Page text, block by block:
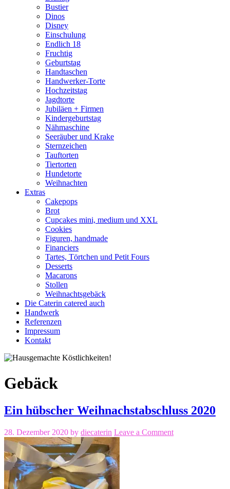
Bustier
Dinos
Disney
Einschulung
Endlich 18
Fruchtig
Geburtstag
Handtaschen
Handwerker-Torte
Hochzeitstag
Jagdtorte
Jubiläen + Firmen
Kindergeburtstag
Nähmaschine
Seeräuber und Krake
Sternzeichen
Tauftorten
Tiertorten
Hundetorte
Weihnachten
Extras
Cakepops
Brot
Cupcakes mini, medium und XXL
Cookies
Figuren, handmade
Financiers
Tartes, Törtchen und Petit Fours
Desserts
Macarons
Stollen
Weihnachtsgebäck
Die Caterin catered auch
Handwerk
Referenzen
Impressum
Kontakt
Gebäck
Ein hübscher Weihnachstabschluss 2020
28. Dezember 2020 by diecaterin Leave a Comment